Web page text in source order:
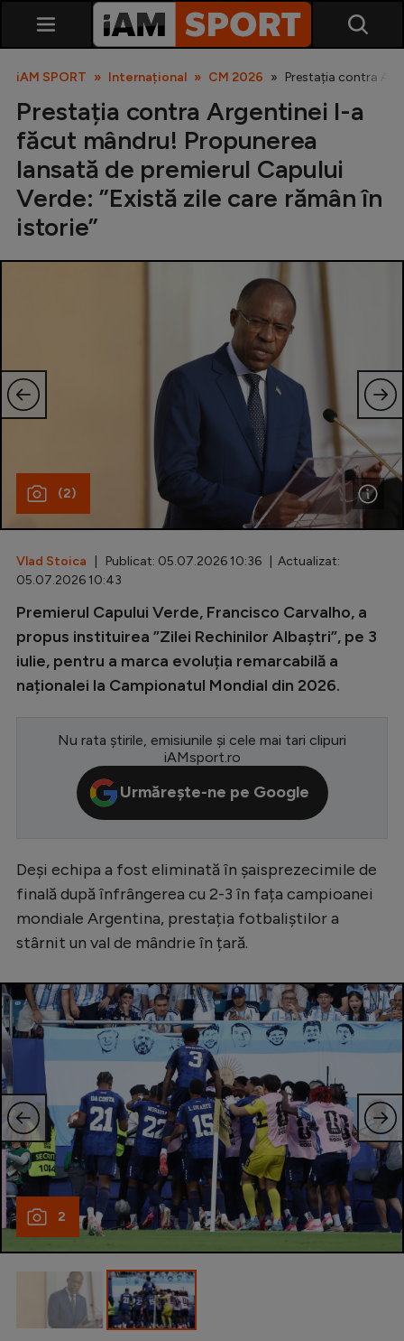
Fotbal feminin
Diverse
Champions League
Europa League
Conference League
CM 2026
Premier League
LaLiga
Bundesliga
Ligue 1
Campionate
EURO 2024
Stranieri
Clasamente
Tenis
Handbal
Natație
Gimnastică
Auto
iAM SPORT Internațional CM 2026 Prestația contra
Prestația contra Argentinei l-a
făcut mândru! Propunerea
lansată de premierul Capului
Verde: ”Există zile care rămân în
istorie”
(2)
Vlad Stoica | Publicat: 05.07.2026 10:36 | Actualizat:
05.07.2026 10:43
Premierul Capului Verde, Francisco Carvalho, a
propus instituirea ”Zilei Rechinilor Albaștri”, pe 3
iulie, pentru a marca evoluția remarcabilă a
naționalei la Campionatul Mondial din 2026.
Nu rata știrile, emisiunile și cele mai tari clipuri
iAMsport.ro
Urmărește-ne pe Google
Deși echipa a fost eliminată în șaisprezecimile de
finală după înfrângerea cu 2-3 în fața campioanei
mondiale Argentina, prestația fotbaliștilor a
stârnit un val de mândrie în țară.
2